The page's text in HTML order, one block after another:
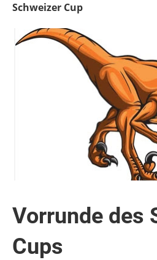
Schweizer Cup
Vorrunde des
Cups